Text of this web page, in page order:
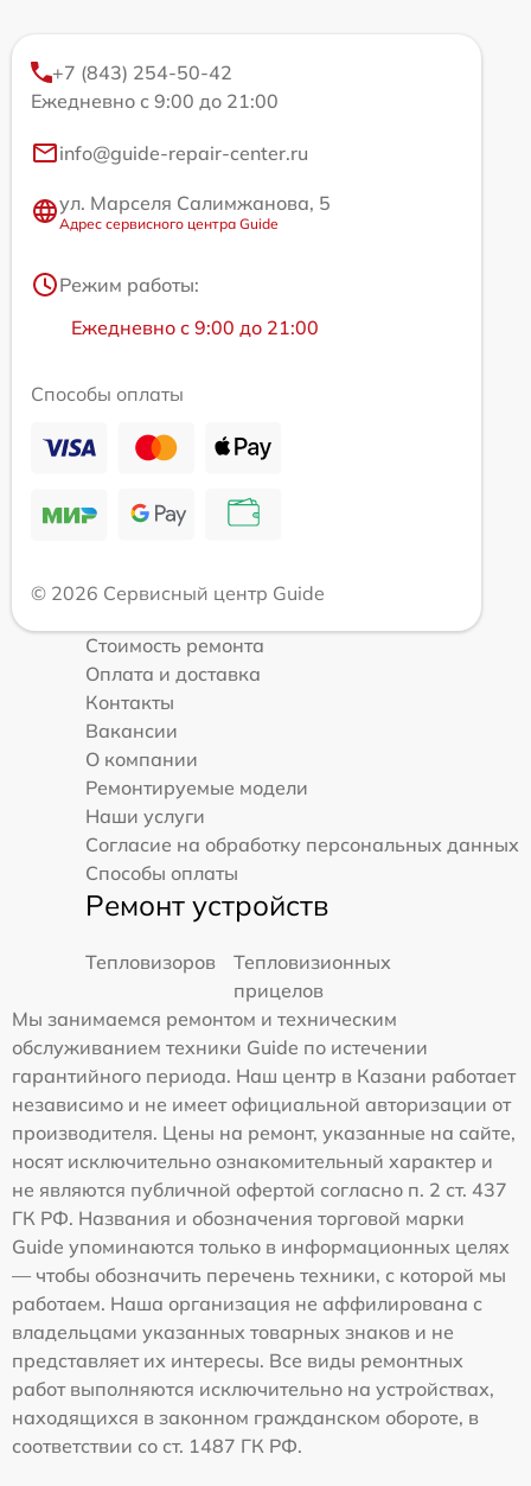
+7 (843) 254-50-42
Ежедневно с 9:00 до 21:00
info@guide-repair-center.ru
ул. Марселя Салимжанова, 5
Адрес сервисного центра Guide
Режим работы:
Ежедневно с 9:00 до 21:00
Способы оплаты
© 2026 Сервисный центр Guide
Стоимость ремонта
Оплата и доставка
Контакты
Вакансии
О компании
Ремонтируемые модели
Наши услуги
Согласие на обработку персональных данных
Способы оплаты
Ремонт устройств
Тепловизоров
Тепловизионных
прицелов
Мы занимаемся ремонтом и техническим
обслуживанием техники Guide по истечении
гарантийного периода. Наш центр в Казани работает
независимо и не имеет официальной авторизации от
производителя. Цены на ремонт, указанные на сайте,
носят исключительно ознакомительный характер и
не являются публичной офертой согласно п. 2 ст. 437
ГК РФ. Названия и обозначения торговой марки
Guide упоминаются только в информационных целях
— чтобы обозначить перечень техники, с которой мы
работаем. Наша организация не аффилирована с
владельцами указанных товарных знаков и не
представляет их интересы. Все виды ремонтных
работ выполняются исключительно на устройствах,
находящихся в законном гражданском обороте, в
соответствии со ст. 1487 ГК РФ.